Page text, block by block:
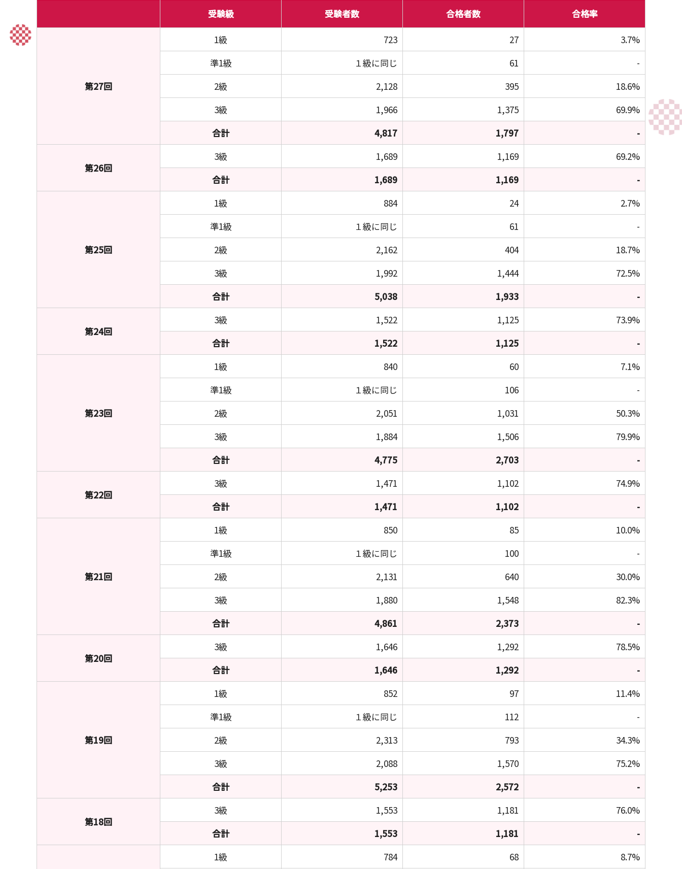
受験級 受験者数 合格者数 合格率
第27回
1級 723 27
3.7%
準1級
１級に同じ 61
-
2級
2,128 395
18.6%
3級
1,966 1,375
69.9%
合計
4,817 1,797 -
第26回
3級 1,689 1,169
69.2%
合計
1,689 1,169 -
第25回
1級 884 24
2.7%
準1級
１級に同じ 61
-
2級
2,162 404
18.7%
3級
1,992 1,444
72.5%
合計
5,038 1,933 -
第24回
3級 1,522 1,125
73.9%
合計
1,522 1,125 -
第23回
1級 840 60
7.1%
準1級
１級に同じ 106
-
2級
2,051 1,031
50.3%
3級
1,884 1,506
79.9%
合計
4,775 2,703 -
第22回
3級 1,471 1,102
74.9%
合計
1,471 1,102 -
第21回
1級 850 85
10.0%
準1級
１級に同じ 100
-
2級
2,131 640
30.0%
3級
1,880 1,548
82.3%
合計
4,861 2,373 -
第20回
3級 1,646 1,292
78.5%
合計
1,646 1,292 -
第19回
1級 852 97
11.4%
準1級
１級に同じ 112
-
2級
2,313 793
34.3%
3級
2,088 1,570
75.2%
合計
5,253 2,572 -
第18回
3級 1,553 1,181
76.0%
合計
1,553 1,181 -
1級 784 68
8.7%